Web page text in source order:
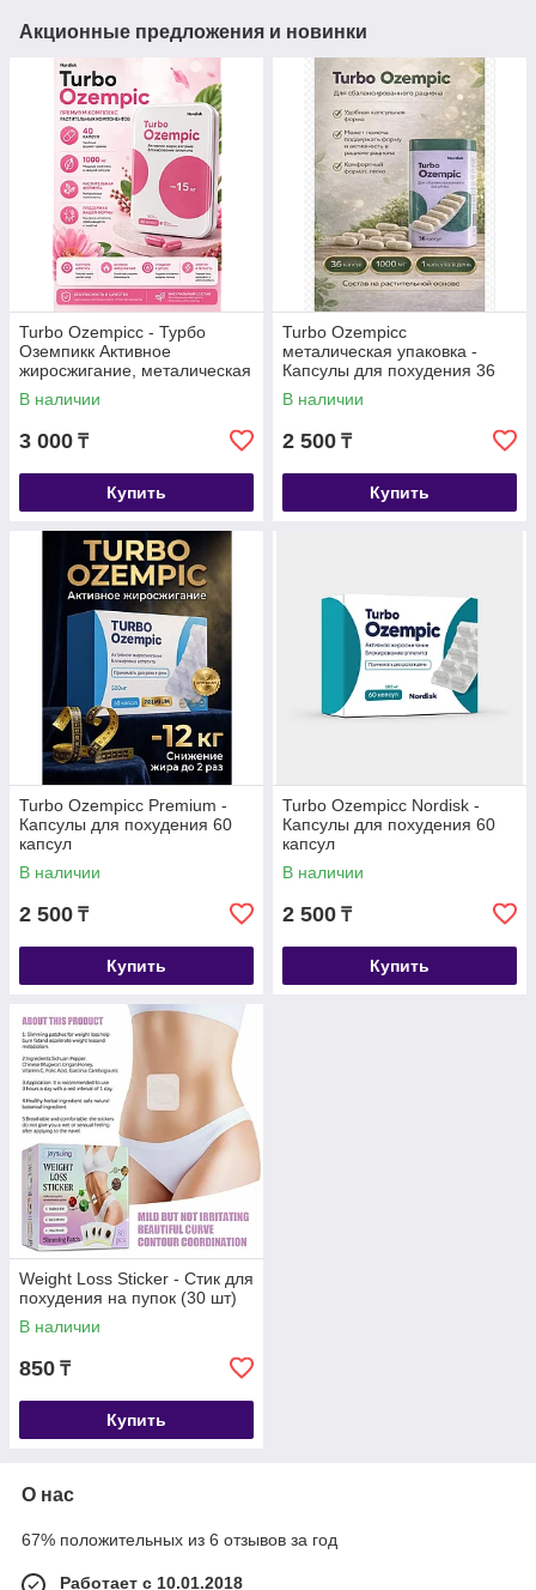
Акционные предложения и новинки
Turbo Ozempicc - Турбо
Оземпикк Активное
жиросжигание, металическая
коробка, капсулы для
похудения 40 капсул
В наличии
3 000 ₸
Купить
Turbo Ozempicc
металическая упаковка -
Капсулы для похудения 36
капсул
В наличии
2 500 ₸
Купить
Turbo Ozempicс Premium -
Капсулы для похудения 60
капсул
В наличии
2 500 ₸
Купить
Turbo Ozempicc Nordisk -
Капсулы для похудения 60
капсул
В наличии
2 500 ₸
Купить
Weight Loss Sticker - Стик для
похудения на пупок (30 шт)
В наличии
850 ₸
Купить
О нас
67% положительных из 6 отзывов за год
Работает с 10.01.2018